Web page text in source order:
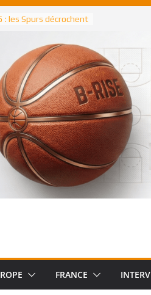
: les Spurs décrochent
: les Bucks et Giannis
triomphent, le Greek
: son premier
40 points en NBA, le
face aux Spurs
l’histoire en 2002 :
sacré Rookie de
Français élu
d’une saison NBA
FRANCE